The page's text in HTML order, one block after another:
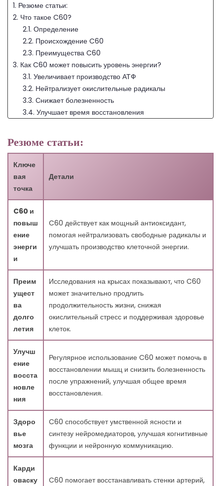
1. Резюме статьи:
2. Что такое C60?
2.1. Определение
2.2. Происхождение C60
2.3. Преимущества C60
3. Как C60 может повысить уровень энергии?
3.1. Увеличивает производство АТФ
3.2. Нейтрализует окислительные радикалы
3.3. Снижает болезненность
3.4. Улучшает время восстановления
4.1. Снижает уровень тревожности
5. Улучшение спортивных результатов с C60
5.1. Кейс-исследования и исследования C60 и
5.2. Личные анекдоты и опыт
6. Как использовать C60 для энергии
6.1. Рекомендуемые дозировки
энергии?
8.2. 2. Есть ли какие-либо полезные свойства добавок с
C60 для здоровья?
8.3. 3. Можно ли использовать C60 для ухода за кожей?
8.4. 4. Чем добавки с витамином C отличаются от C60
для повышения энергии?
8.5. 5. Существуют ли научные доказательства
использования углерода 60?
8.6. 6. Существуют ли риски или побочные реакции при
использовании добавок с C60?
8.7. Ссылки
Резюме статьи:
Ключе
вая
точка
Детали
C60 и
повыш
ение
энерги
и
C60 действует как мощный антиоксидант,
помогая нейтрализовать свободные радикалы и
улучшать производство клеточной энергии.
Преим
ущест
ва
долго
летия
Исследования на крысах показывают, что C60
может значительно продлить
продолжительность жизни, снижая
окислительный стресс и поддерживая здоровье
клеток.
Улучш
ение
восста
новле
ния
Регулярное использование C60 может помочь в
восстановлении мышц и снизить болезненность
после упражнений, улучшая общее время
восстановления.
Здоро
вье
мозга
C60 способствует умственной ясности и
синтезу нейромедиаторов, улучшая когнитивные
функции и нейронную коммуникацию.
Карди
оваску
C60 помогает восстанавливать стенки артерий,